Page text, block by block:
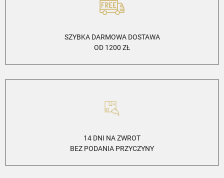
SZYBKA DARMOWA DOSTAWA
OD 1200 ZŁ
14 DNI NA ZWROT
BEZ PODANIA PRZYCZYNY